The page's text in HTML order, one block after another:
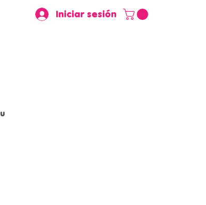
Iniciar sesión